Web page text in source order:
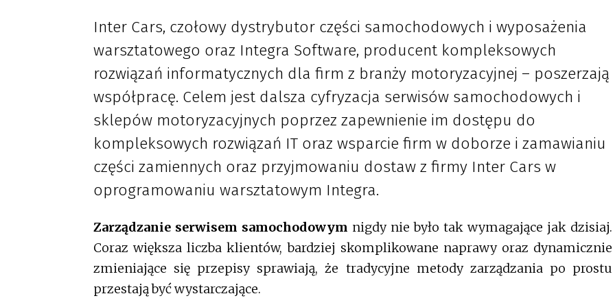
Inter Cars, czołowy dystrybutor części samochodowych i wyposażenia
warsztatowego oraz Integra Software, producent kompleksowych
rozwiązań informatycznych dla firm z branży motoryzacyjnej – poszerzają
współpracę. Celem jest dalsza cyfryzacja serwisów samochodowych i
sklepów motoryzacyjnych poprzez zapewnienie im dostępu do
kompleksowych rozwiązań IT oraz wsparcie firm w doborze i zamawianiu
części zamiennych oraz przyjmowaniu dostaw z firmy Inter Cars w
oprogramowaniu warsztatowym Integra.
Zarządzanie serwisem samochodowym nigdy nie było tak wymagające jak dzisiaj.
Coraz większa liczba klientów, bardziej skomplikowane naprawy oraz dynamicznie
zmieniające się przepisy sprawiają, że tradycyjne metody zarządzania po prostu
przestają być wystarczające.